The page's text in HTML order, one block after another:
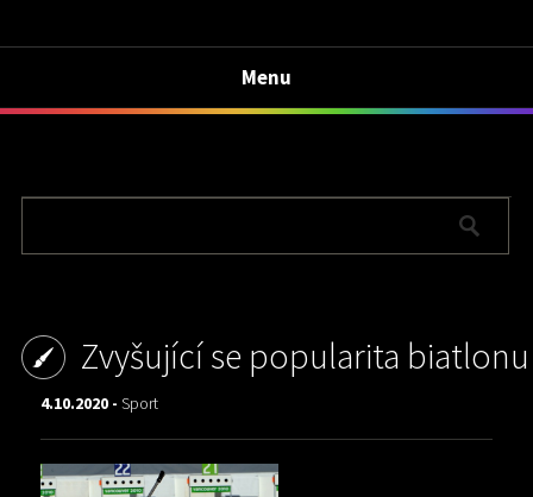
Menu
Zvyšující se popularita biatlonu
4.10.2020 -Sport